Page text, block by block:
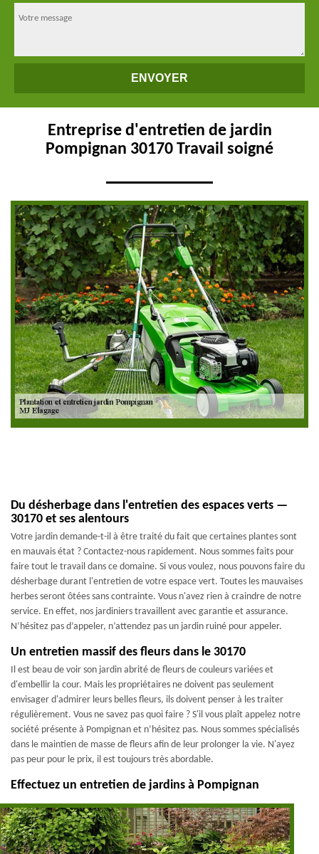
Entreprise d'entretien de jardin
Pompignan 30170 Travail soigné
Du désherbage dans l'entretien des espaces verts —
30170 et ses alentours
Votre jardin demande-t-il à être traité du fait que certaines plantes sont
en mauvais état ? Contactez-nous rapidement. Nous sommes faits pour
faire tout le travail dans ce domaine. Si vous voulez, nous pouvons faire du
désherbage durant l'entretien de votre espace vert. Toutes les mauvaises
herbes seront ôtées sans contrainte. Vous n'avez rien à craindre de notre
service. En effet, nos jardiniers travaillent avec garantie et assurance.
N’hésitez pas d’appeler, n’attendez pas un jardin ruiné pour appeler.
Un entretien massif des fleurs dans le 30170
Il est beau de voir son jardin abrité de fleurs de couleurs variées et
d'embellir la cour. Mais les propriétaires ne doivent pas seulement
envisager d'admirer leurs belles fleurs, ils doivent penser à les traiter
régulièrement. Vous ne savez pas quoi faire ? S'il vous plaît appelez notre
société présente à Pompignan et n’hésitez pas. Nous sommes spécialisés
dans le maintien de masse de fleurs afin de leur prolonger la vie. N'ayez
pas peur pour le prix, il est toujours très abordable.
Effectuez un entretien de jardins à Pompignan